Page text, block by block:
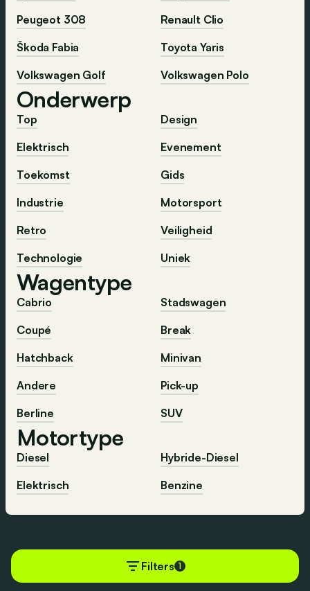
Filters 1
Peugeot 308
Renault Clio
Škoda Fabia
Toyota Yaris
Volkswagen Golf
Volkswagen Polo
Onderwerp
Top
Design
Elektrisch
Evenement
Toekomst
Gids
Industrie
Motorsport
Retro
Veiligheid
Technologie
Uniek
Wagentype
Cabrio
Stadswagen
Coupé
Break
Hatchback
Minivan
Andere
Pick-up
Berline
SUV
Motortype
Diesel
Hybride-Diesel
Elektrisch
Benzine
Ontdek meer